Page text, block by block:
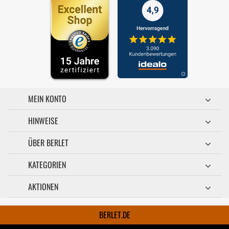
MEIN KONTO
HINWEISE
ÜBER BERLET
KATEGORIEN
AKTIONEN
BERLET.DE